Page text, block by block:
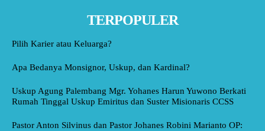
TERPOPULER
Pilih Karier atau Keluarga?
Apa Bedanya Monsignor, Uskup, dan Kardinal?
Uskup Agung Palembang Mgr. Yohanes Harun Yuwono Berkati
Rumah Tinggal Uskup Emiritus dan Suster Misionaris CCSS
Pastor Anton Silvinus dan Pastor Johanes Robini Marianto OP: